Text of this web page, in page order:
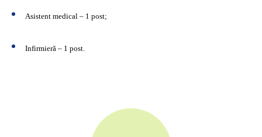
Asistent medical – 1 post;
Infirmieră – 1 post.